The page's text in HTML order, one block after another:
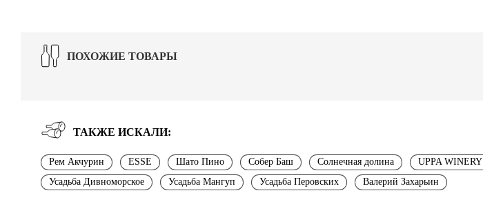
ПОХОЖИЕ ТОВАРЫ
ТАКЖЕ ИСКАЛИ:
Рем Акчурин ESSE Шато Пино Собер Баш Солнечная долина
UPPA WINERY
Усадьба Дивноморское
Усадьба Мангуп Усадьба Перовских Валерий Захарьин